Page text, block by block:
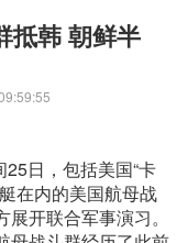
抵韩 朝鲜半
日，包括美国“卡
在内的美国航母战
开联合军事演习。